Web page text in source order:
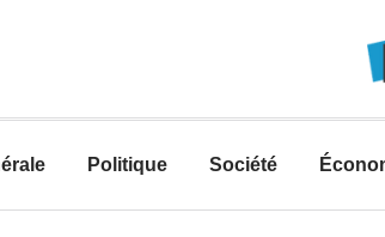
Politique Société